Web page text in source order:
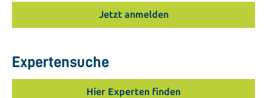
Jetzt anmelden
Expertensuche
Hier Experten finden